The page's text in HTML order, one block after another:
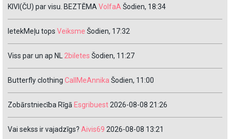
KIVI(ČU) par visu. BEZTĒMA VolfaA Šodien, 18:34
IetekMeļu tops Veiksme Šodien, 17:32
Viss par un ap NL 2biletes Šodien, 11:27
Butterfly clothing CallMeAnnika Šodien, 11:00
Zobārstniecība Rīgā Esgribuest 2026-08-08 21:26
Vai sekss ir vajadzīgs? Aivis69 2026-08-08 13:21